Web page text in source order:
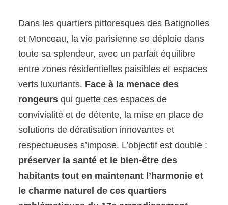
Dans les quartiers pittoresques des Batignolles
et Monceau, la vie parisienne se déploie dans
toute sa splendeur, avec un parfait équilibre
entre zones résidentielles paisibles et espaces
verts luxuriants. Face à la menace des
rongeurs qui guette ces espaces de
convivialité et de détente, la mise en place de
solutions de dératisation innovantes et
respectueuses s’impose. L’objectif est double :
préserver la santé et le bien-être des
habitants tout en maintenant l’harmonie et
le charme naturel de ces quartiers